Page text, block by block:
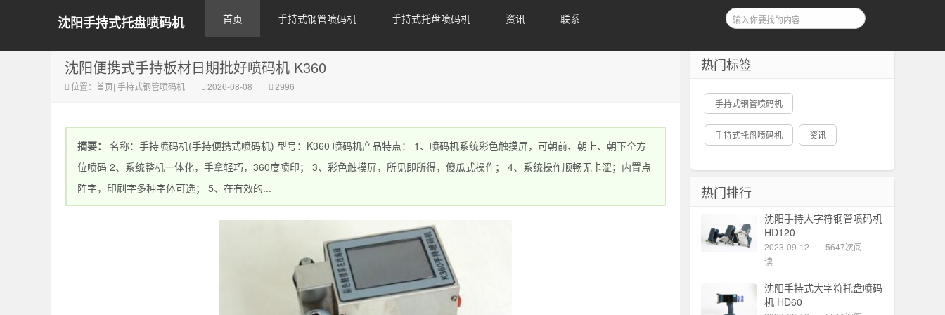
沈阳手持式托盘喷码机 首页 手持式钢管喷码机 手持式托盘喷码机 资讯 联系
沈阳便携式手持板材日期批好喷码机 K360
位置： 首页| 手持式钢管喷码机 2026-08-08 2996
摘要：
名称：手持喷码机(手持便携式喷码机) 型号：K360 喷码机产品特点： 1、喷码机系统彩色触摸屏，可朝前、朝上、朝下全方
位喷码 2、系统整机一体化，手拿轻巧，360度喷印； 3、彩色触摸屏，所见即所得，傻瓜式操作； 4、系统操作顺畅无卡涩；内置点
阵字，印刷字多种字体可选； 5、在有效的...
热门标签
手持式钢管喷码机
手持式托盘喷码机 资讯
热门排行
沈阳手持大字符钢管喷码机
HD120
2023-09-12
5647次阅
读
沈阳手持式大字符托盘喷码
机 HD60